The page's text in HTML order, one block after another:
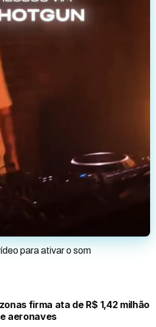
para ativar o som
firma ata de R$ 1,42 milhão
aeronaves